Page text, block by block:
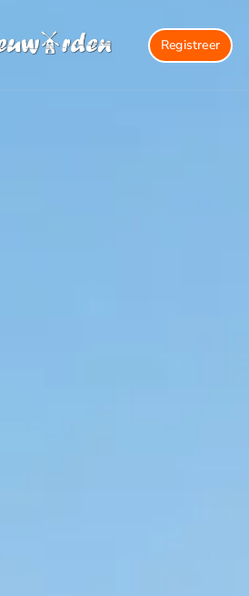
Registreer